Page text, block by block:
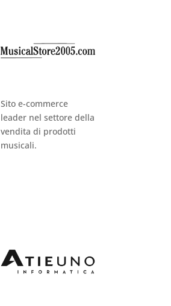
Sito e-commerce
leader nel settore della
vendita di prodotti
musicali.